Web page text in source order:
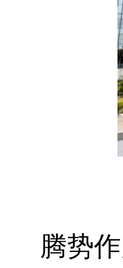
腾势作